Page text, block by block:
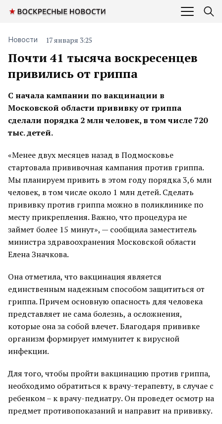
Почти 41 тысяча воскресенцев
привились от гриппа
Новости 17 января 3:25
С начала кампании по вакцинации в
Московской области прививку от гриппа
сделали порядка 2 млн человек, в том числе 720
тыс. детей.
«Менее двух месяцев назад в Подмосковье
стартовала прививочная кампания против гриппа.
Мы планируем привить в этом году порядка 3,6 млн
человек, в том числе около 1 млн детей. Сделать
прививку против гриппа можно в поликлинике по
месту прикрепления. Важно, что процедура не
займет более 15 минут», — сообщила заместитель
министра здравоохранения Московской области
Елена Значкова.
Она отметила, что вакцинация является
единственным надежным способом защититься от
гриппа. Причем основную опасность для человека
представляет не сама болезнь, а осложнения,
которые она за собой влечет. Благодаря прививке
организм формирует иммунитет к вирусной
инфекции.
Для того, чтобы пройти вакцинацию против гриппа,
необходимо обратиться к врачу-терапевту, в случае с
ребенком – к врачу-педиатру. Он проведет осмотр на
предмет противопоказаний и направит на прививку.